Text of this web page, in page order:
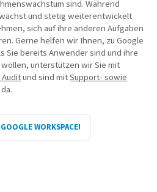
sind. Während
und stetig weiterentwickelt
sich auf ihre anderen Aufgaben
Gerne helfen wir Ihnen, zu Google
Sie bereits Anwender sind und ihre
unterstützen wir Sie mit
und sind mitSupport- sowie
WORKSPACE!